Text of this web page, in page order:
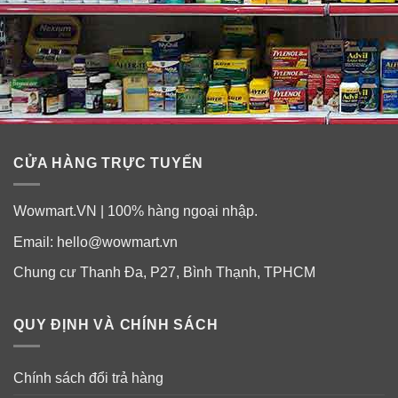
Serum tái tạo da Elravie Derma White Brightening
CỬA HÀNG TRỰC TUYẾN
Wowmart.VN | 100% hàng ngoại nhập.
Email: hello@wowmart.vn
Chung cư Thanh Đa, P27, Bình Thạnh, TPHCM
QUY ĐỊNH VÀ CHÍNH SÁCH
Chính sách đổi trả hàng